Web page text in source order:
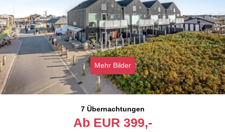
Mehr Bilder
7 Übernachtungen
Ab EUR 399,-